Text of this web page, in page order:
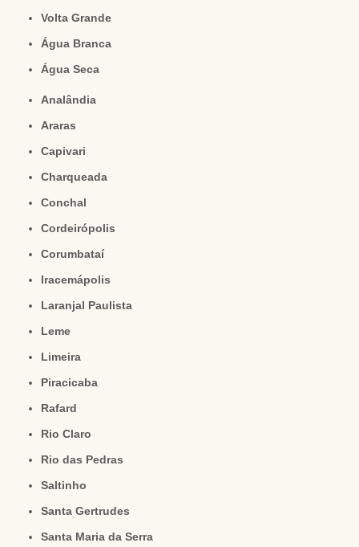
Volta Grande
Água Branca
Água Seca
Analândia
Araras
Capivari
Charqueada
Conchal
Cordeirópolis
Corumbataí
Iracemápolis
Laranjal Paulista
Leme
Limeira
Piracicaba
Rafard
Rio Claro
Rio das Pedras
Saltinho
Santa Gertrudes
Santa Maria da Serra